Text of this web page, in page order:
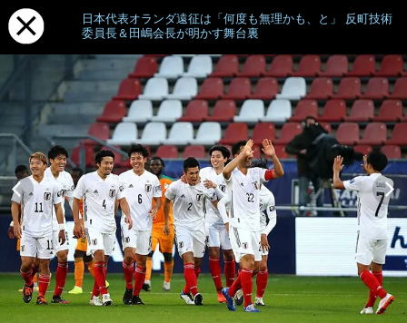
日本代表オランダ遠征は「何度も無理かも、と」 反町技術
委員長＆田嶋会長が明かす舞台裏